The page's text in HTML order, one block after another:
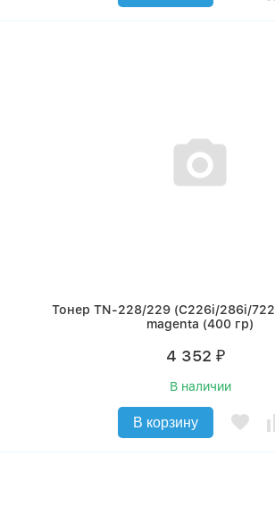
Тонер TN-228/229 (C226i/286i/
magenta (400 гр)
4 352 ₽
В наличии
В корзину